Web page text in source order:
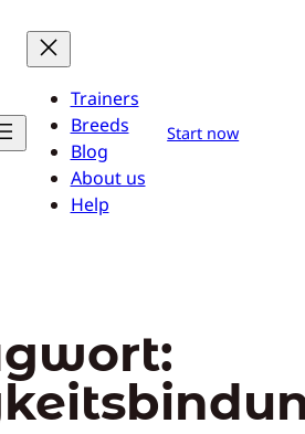
Trainers
Breeds
Blog
About us
Help
Start now